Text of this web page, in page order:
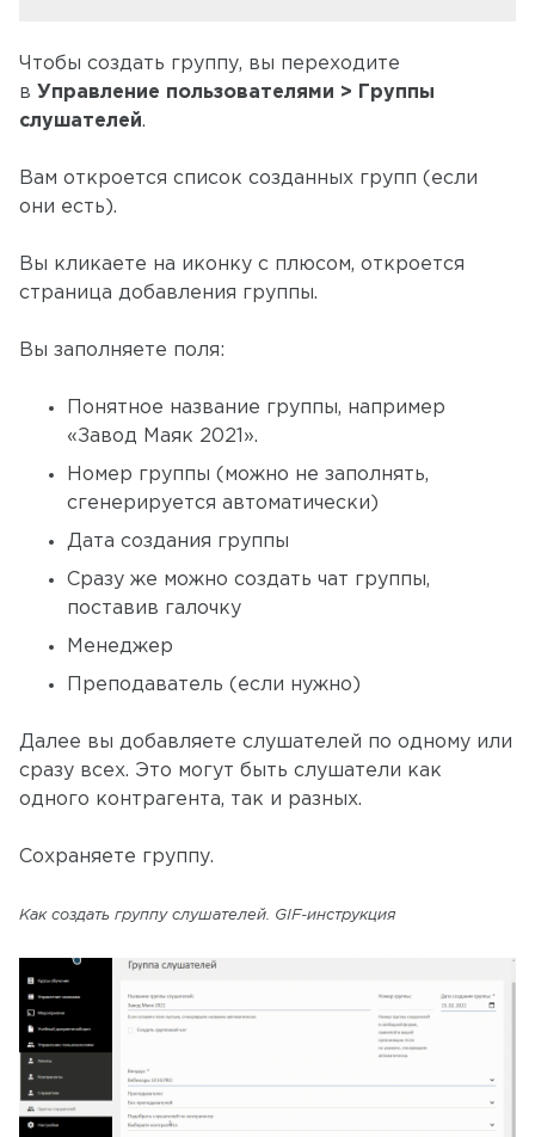
Чтобы создать группу, вы переходите
в Управление пользователями > Группы
слушателей.
Вам откроется список созданных групп (если
они есть).
Вы кликаете на иконку с плюсом, откроется
страница добавления группы.
Вы заполняете поля:
Понятное название группы, например
«Завод Маяк 2021».
Номер группы (можно не заполнять,
сгенерируется автоматически)
Дата создания группы
Сразу же можно создать чат группы,
поставив галочку
Менеджер
Преподаватель (если нужно)
Далее вы добавляете слушателей по одному или
сразу всех. Это могут быть слушатели как
одного контрагента, так и разных.
Сохраняете группу.
Как создать группу слушателей. GIF-инструкция